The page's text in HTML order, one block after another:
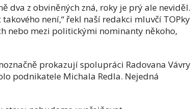
dva z obviněných zná, roky je prý ale neviděl.
není,“ řekl naší redakci mluvčí TOPky
nebo mezi politickými nominanty někoho,
prokazují spolupráci Radovana Vávry
podnikatele Michala Redla. Nejedná